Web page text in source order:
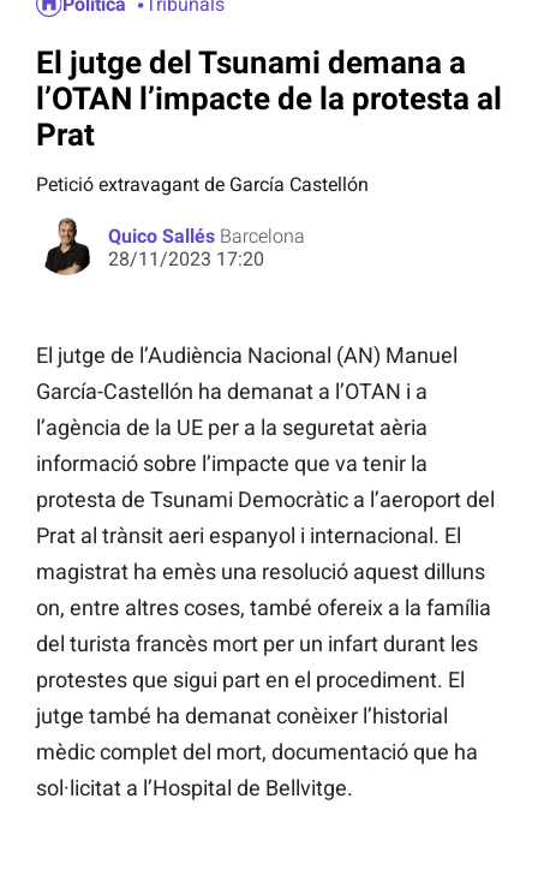
El jutge del Tsunami demana a
l’OTAN l’impacte de la protesta al
Prat
Petició extravagant de García Castellón
Quico Sallés Barcelona
28/11/2023 17:20
El jutge de l’Audiència Nacional (AN) Manuel
García-Castellón ha demanat a l’OTAN i a
l’agència de la UE per a la seguretat aèria
informació sobre l’impacte que va tenir la
protesta de Tsunami Democràtic a l’aeroport del
Prat al trànsit aeri espanyol i internacional. El
magistrat ha emès una resolució aquest dilluns
on, entre altres coses, també ofereix a la família
del turista francès mort per un infart durant les
protestes que sigui part en el procediment. El
jutge també ha demanat conèixer l’historial
mèdic complet del mort, documentació que ha
sol·licitat a l’Hospital de Bellvitge.